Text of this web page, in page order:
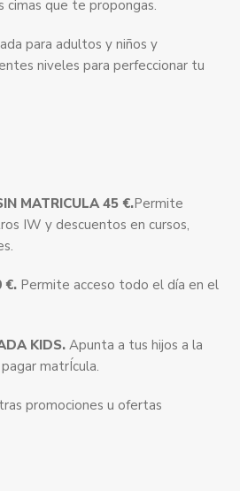
cimas que te propongas.
para adultos y niños y
niveles para perfeccionar tu
MATRICULA 45 €.Permite
IW y descuentos en cursos,
€. Permite acceso todo el día en el
KIDS. Apunta a tus hijos a la
matrÍcula.
promociones u ofertas